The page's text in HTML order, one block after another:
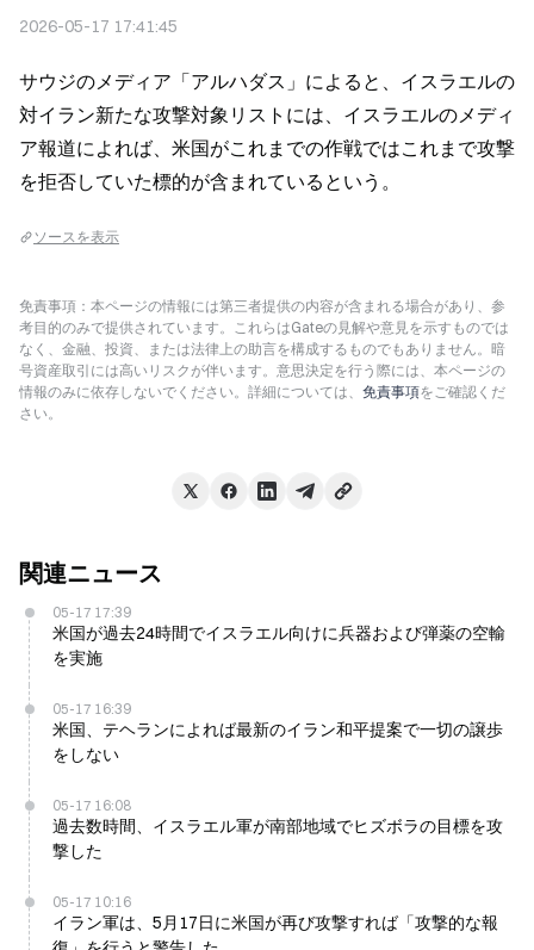
2026-05-17 17:41:45
サウジのメディア「アルハダス」によると、イスラエルの
対イラン新たな攻撃対象リストには、イスラエルのメディ
ア報道によれば、米国がこれまでの作戦ではこれまで攻撃
を拒否していた標的が含まれているという。
ソースを表示
免責事項：本ページの情報には第三者提供の内容が含まれる場合があり、参
考目的のみで提供されています。これらはGateの見解や意見を示すものでは
なく、金融、投資、または法律上の助言を構成するものでもありません。暗
号資産取引には高いリスクが伴います。意思決定を行う際には、本ページの
情報のみに依存しないでください。詳細については、 免責事項をご確認くだ
さい。
関連ニュース
05-17 17:39
米国が過去24時間でイスラエル向けに兵器および弾薬の空輸
を実施
05-17 16:39
米国、テヘランによれば最新のイラン和平提案で一切の譲歩
をしない
05-17 16:08
過去数時間、イスラエル軍が南部地域でヒズボラの目標を攻
撃した
05-17 10:16
イラン軍は、5月17日に米国が再び攻撃すれば「攻撃的な報